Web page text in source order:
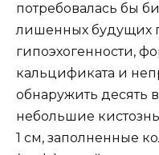
потребовалась бы
лишенных будущих
гипоэхогенности,
кальцификата и
обнаружить десять
небольшие
1 см, заполненные